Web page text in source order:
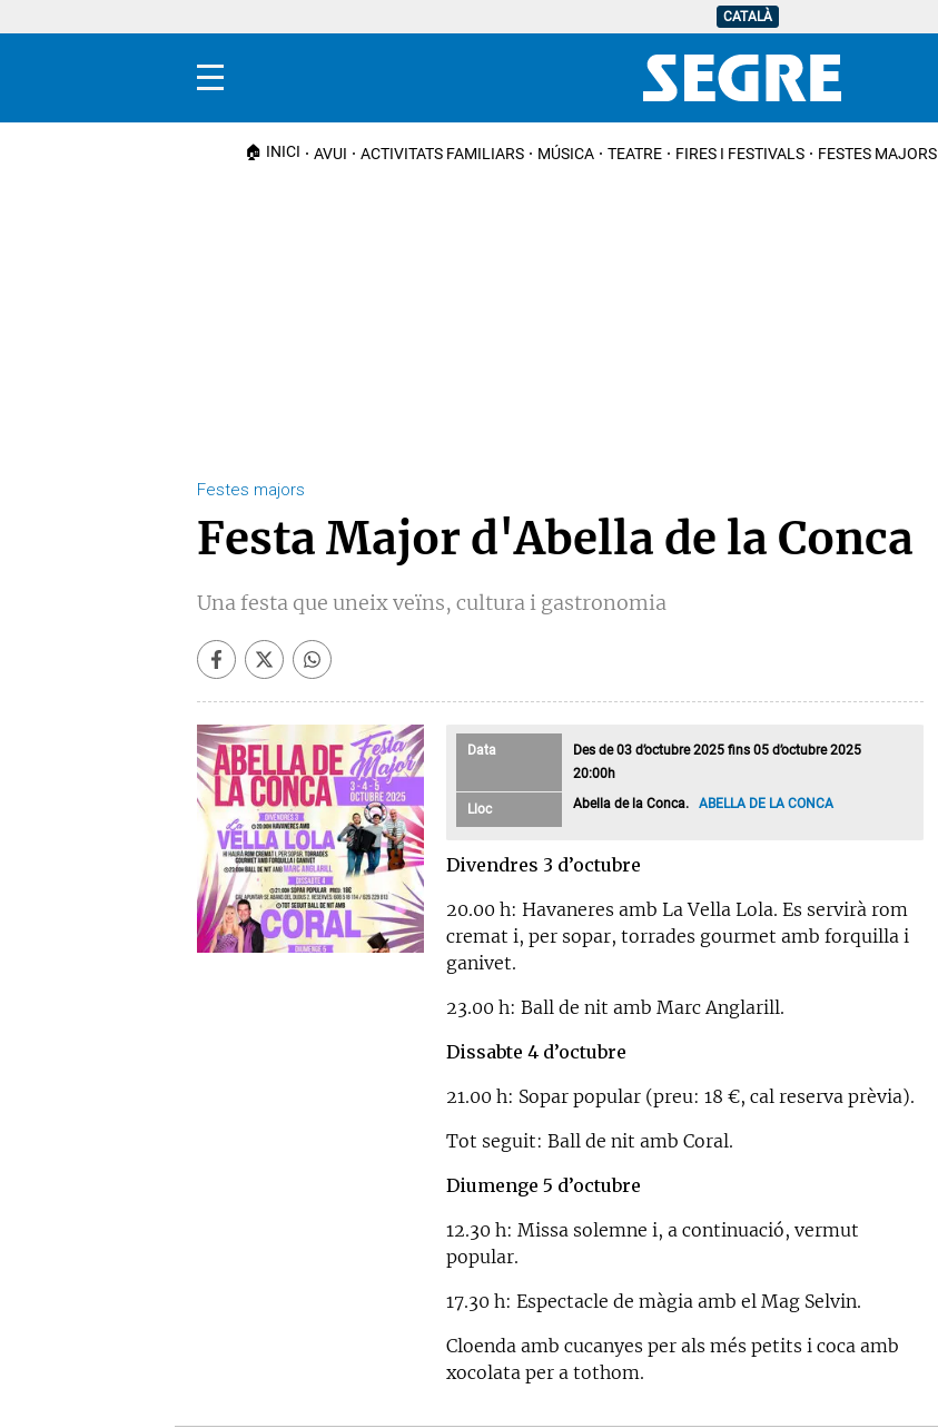
CATALÀ
Menú
🏠 INICI AVUI ACTIVITATS FAMILIARS MÚSICA TEATRE FIRES I FESTIVALS FESTES MAJORS
Festes majors
Festa Major d'Abella de la Conca
Una festa que uneix veïns, cultura i gastronomia
Data
Des de 03 d’octubre 2025 fins 05 d’octubre 2025
20:00h
Lloc Abella de la Conca. ABELLA DE LA CONCA
Divendres 3 d’octubre
20.00 h: Havaneres amb La Vella Lola. Es servirà rom
cremat i, per sopar, torrades gourmet amb forquilla i
ganivet.
23.00 h: Ball de nit amb Marc Anglarill.
Dissabte 4 d’octubre
21.00 h: Sopar popular (preu: 18 €, cal reserva prèvia).
Tot seguit: Ball de nit amb Coral.
Diumenge 5 d’octubre
12.30 h: Missa solemne i, a continuació, vermut
popular.
17.30 h: Espectacle de màgia amb el Mag Selvin.
Cloenda amb cucanyes per als més petits i coca amb
xocolata per a tothom.